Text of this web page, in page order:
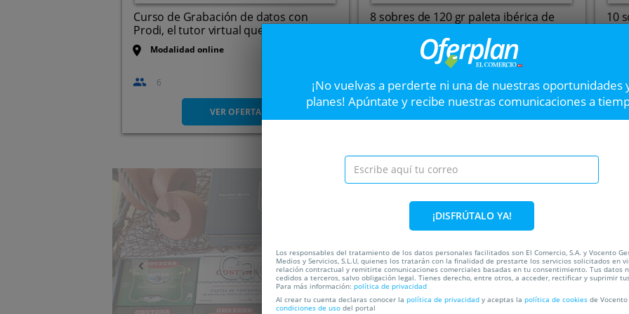
Curso de Grabación de datos con
Prodi, el tutor virtual que ...
Modalidad online
6
VER OFERTA
8 sobres de 120 gr paleta ibérica de
Envío a domicilio
10
Caducada
Anterior SiguienteLote de productos
Descubre el exclusivo
Gourmet: auténtico sabor
de las marcas Costera y
disfrutar en casa con
30%
¡No vuelvas a perderte ni una de nuestras oportunidades
planes! Apúntate y recibe nuestras comunicaciones a
¡DISFRÚTALO YA!
Los responsables del tratamiento de los datos personales facilitados son El Comercio, S.A. y Vocento
Medios y Servicios, S.L.U, quienes los tratarán con la finalidad de prestarte los servicios solicitados en
relación contractual y remitirte comunicaciones comerciales basadas en tu consentimiento. Tus datos
cedidos a terceros, salvo obligación legal. Tienes derecho, entre otros, a acceder, rectificar y suprimir
Para más información: política de privacidad
Al crear tu cuenta declaras conocer la política de privacidad y aceptas la política de cookies de
condiciones de uso del portal